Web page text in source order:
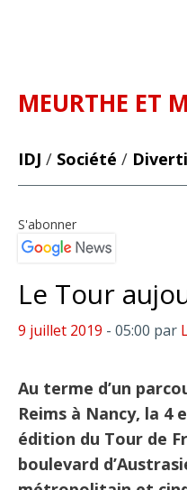
MEURTHE ET
IDJ / Société /
S'abonner
Le Tour
9 juillet 2019 - 05:00 par
Au terme d’un
Reims à Nancy, la 4
édition du Tour de
boulevard